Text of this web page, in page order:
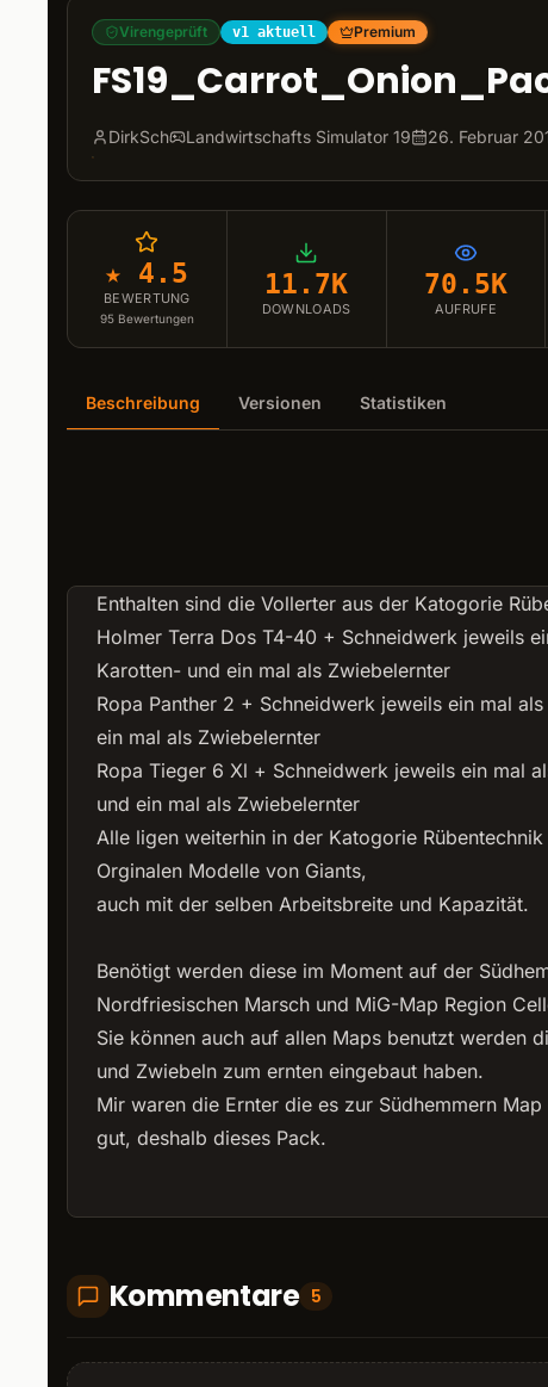
Virengeprüft v1 aktuell Premium
DirkSch Landwirtschafts Simulator 19 26. Februar
★ 4.5
BEWERTUNG
95 Bewertungen
11.7K
DOWNLOADS
70.5K
AUFRUFE
Beschreibung Versionen Statistiken
Enthalten sind die Vollerter aus der Katogorie
Holmer Terra Dos T4-40 + Schneidwerk jeweils
Karotten- und ein mal als Zwiebelernter
Ropa Panther 2 + Schneidwerk jeweils ein mal
ein mal als Zwiebelernter
Ropa Tieger 6 Xl + Schneidwerk jeweils ein mal
und ein mal als Zwiebelernter
Alle ligen weiterhin in der Katogorie
Orginalen Modelle von Giants,
auch mit der selben Arbeitsbreite und Kapazität.
Benötigt werden diese im Moment auf der
Nordfriesischen Marsch und MiG-Map Region
Sie können auch auf allen Maps benutzt werden
und Zwiebeln zum ernten eingebaut haben.
Mir waren die Ernter die es zur Südhemmern
gut, deshalb dieses Pack.
Kommentare 5